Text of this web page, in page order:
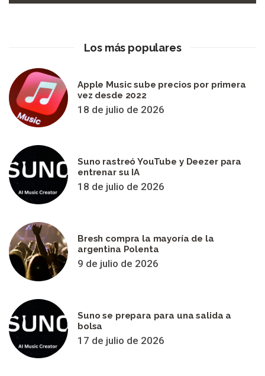
Los más populares
Apple Music sube precios por primera
vez desde 2022
18 de julio de 2026
Suno rastreó YouTube y Deezer para
entrenar su IA
18 de julio de 2026
Bresh compra la mayoría de la
argentina Polenta
9 de julio de 2026
Suno se prepara para una salida a
bolsa
17 de julio de 2026